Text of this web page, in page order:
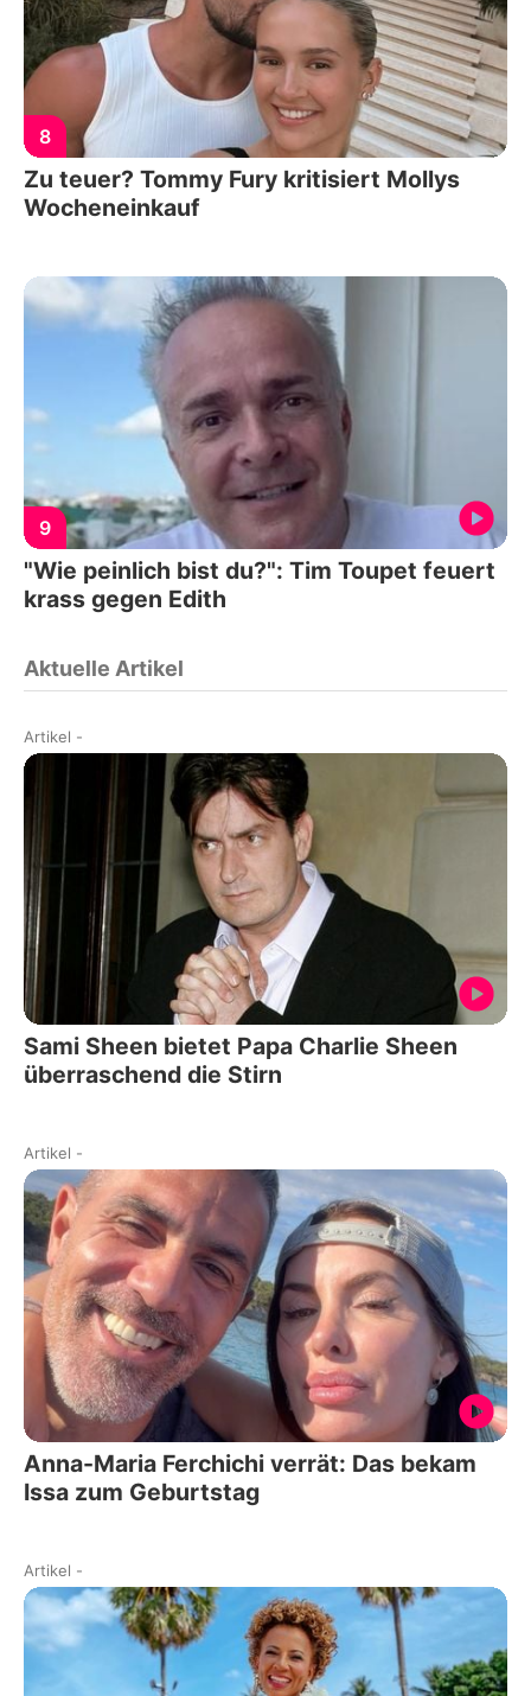
8
Zu teuer? Tommy Fury kritisiert Mollys
Wocheneinkauf
9
"Wie peinlich bist du?": Tim Toupet feuert
krass gegen Edith
Aktuelle Artikel
Artikel -
Sami Sheen bietet Papa Charlie Sheen
überraschend die Stirn
Artikel -
Anna-Maria Ferchichi verrät: Das bekam
Issa zum Geburtstag
Artikel -